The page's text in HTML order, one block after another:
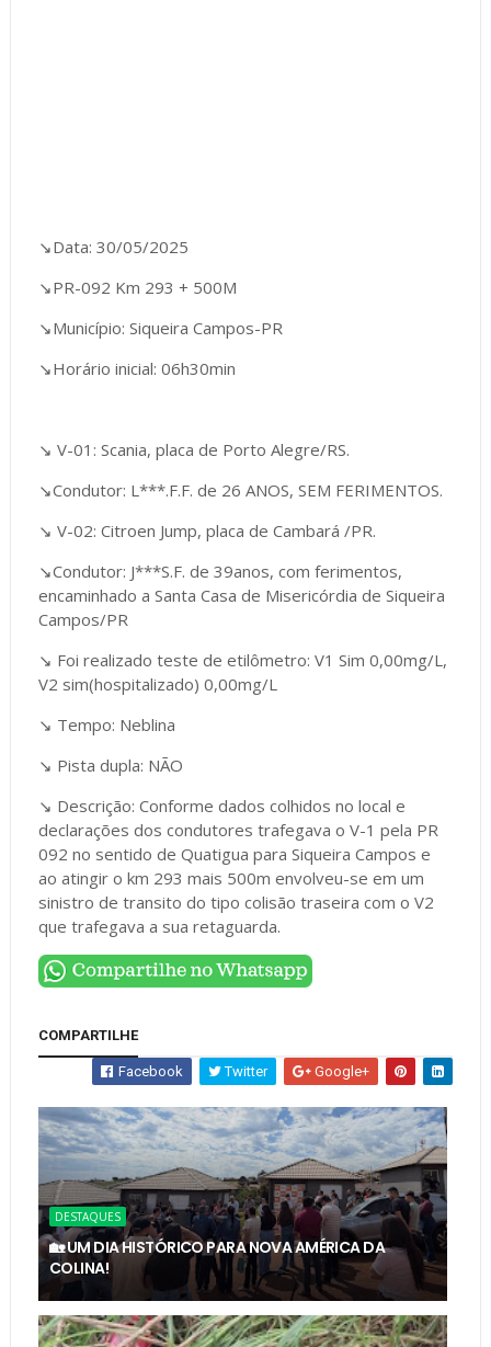
↘️Data: 30/05/2025
↘️PR-092 Km 293 + 500M
↘️Município: Siqueira Campos-PR
↘️Horário inicial: 06h30min
↘️ V-01: Scania, placa de Porto Alegre/RS.
↘️Condutor: L***.F.F. de 26 ANOS, SEM FERIMENTOS.
↘️ V-02: Citroen Jump, placa de Cambará /PR.
↘️Condutor: J***S.F. de 39anos, com ferimentos,
encaminhado a Santa Casa de Misericórdia de Siqueira
Campos/PR
↘️ Foi realizado teste de etilômetro: V1 Sim 0,00mg/L,
V2 sim(hospitalizado) 0,00mg/L
↘️ Tempo: Neblina
↘️ Pista dupla: NÃO
↘️ Descrição: Conforme dados colhidos no local e
declarações dos condutores trafegava o V-1 pela PR
092 no sentido de Quatigua para Siqueira Campos e
ao atingir o km 293 mais 500m envolveu-se em um
sinistro de transito do tipo colisão traseira com o V2
que trafegava a sua retaguarda.
COMPARTILHE
Facebook Twitter Google+
DESTAQUES
🏡 UM DIA HISTÓRICO PARA NOVA AMÉRICA DA
COLINA!